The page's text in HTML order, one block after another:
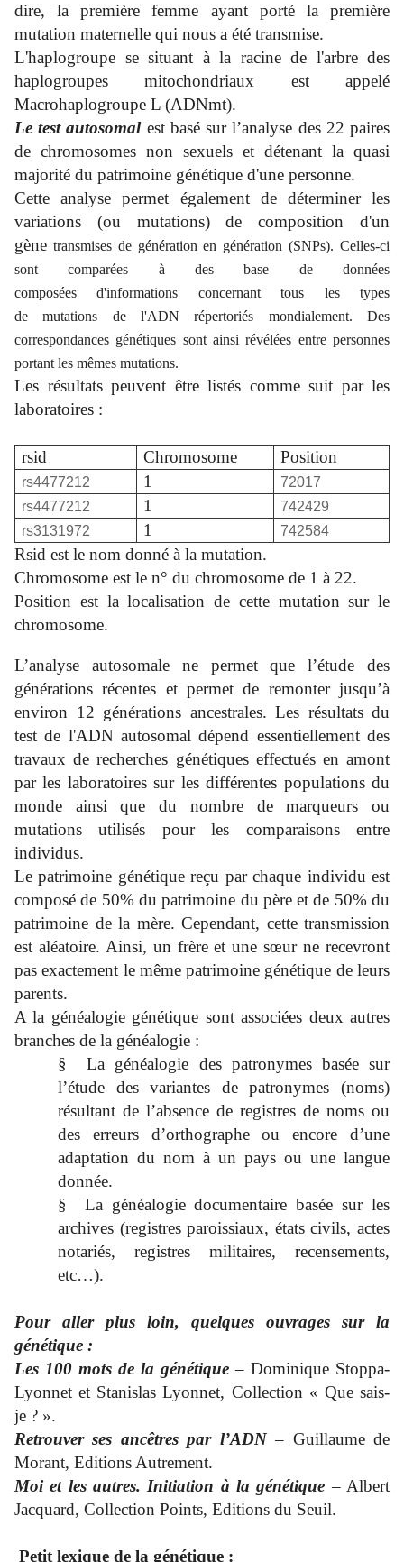
dire, la première femme ayant porté la première
mutation maternelle qui nous a été transmise.
L'haplogroupe se situant à la racine de l'arbre des
haplogroupes mitochondriaux est appelé
Macrohaplogroupe L (ADNmt).
Le test autosomal est basé sur l’analyse des 22 paires
de chromosomes non sexuels et détenant la quasi
majorité du patrimoine génétique d'une personne.
Cette analyse permet également de déterminer les
variations (ou mutations) de composition d'un
gène transmises de génération en génération (SNPs). Celles-ci
sont comparées à des base de données
composées d'informations concernant tous les types
de mutations de l'ADN répertoriés mondialement. Des
correspondances génétiques sont ainsi révélées entre personnes
portant les mêmes mutations.
Les résultats peuvent être listés comme suit par les
laboratoires :
rsid Chromosome Position
rs4477212 1
72017
rs4477212
1
742429
rs3131972
1 742584
Rsid est le nom donné à la mutation.
Chromosome est le n° du chromosome de 1 à 22.
Position est la localisation de cette mutation sur le
chromosome.
L’analyse autosomale ne permet que l’étude des
générations récentes et permet de remonter jusqu’à
environ 12 générations ancestrales. Les résultats du
test de l'ADN autosomal dépend essentiellement des
travaux de recherches génétiques effectués en amont
par les laboratoires sur les différentes populations du
monde ainsi que du nombre de marqueurs ou
mutations utilisés pour les comparaisons entre
individus.
Le patrimoine génétique reçu par chaque individu est
composé de 50% du patrimoine du père et de 50% du
patrimoine de la mère. Cependant, cette transmission
est aléatoire. Ainsi, un frère et une sœur ne recevront
pas exactement le même patrimoine génétique de leurs
parents.
A la généalogie génétique sont associées deux autres
branches de la généalogie :
§
La généalogie des patronymes basée sur
l’étude des variantes de patronymes (noms)
résultant de l’absence de registres de noms ou
des erreurs d’orthographe ou encore d’une
adaptation du nom à un pays ou une langue
donnée.
§
La généalogie documentaire basée sur les
archives (registres paroissiaux, états civils, actes
notariés, registres militaires, recensements,
etc…).
Pour aller plus loin, quelques ouvrages sur la
génétique :
Les 100 mots de la génétique – Dominique Stoppa-
Lyonnet et Stanislas Lyonnet, Collection « Que sais-
je ? ».
Retrouver ses ancêtres par l’ADN– Guillaume de
Morant, Editions Autrement.
Moi et les autres. Initiation à la génétique – Albert
Jacquard, Collection Points, Editions du Seuil.
Petit lexique de la génétique :